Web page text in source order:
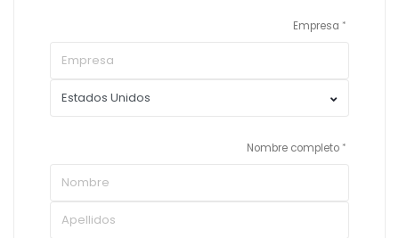
Empresa
Nombre completo